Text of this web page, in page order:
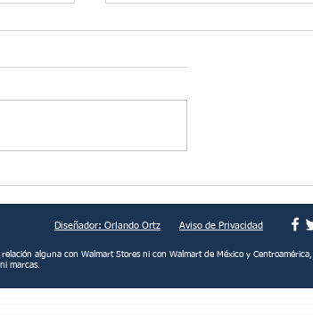
baila!
Diseñador: Orlando Ortz Aviso de Privacidad
alguna con Walmart Stores ni con Walmart de México y Centroamérica,
marcas.